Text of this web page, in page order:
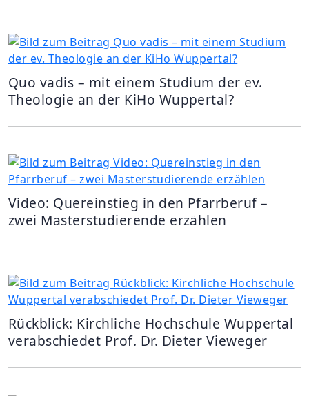
Quo vadis – mit einem Studium der ev.
Theologie an der KiHo Wuppertal?
Video: Quereinstieg in den Pfarrberuf –
zwei Masterstudierende erzählen
Rückblick: Kirchliche Hochschule Wuppertal
verabschiedet Prof. Dr. Dieter Vieweger